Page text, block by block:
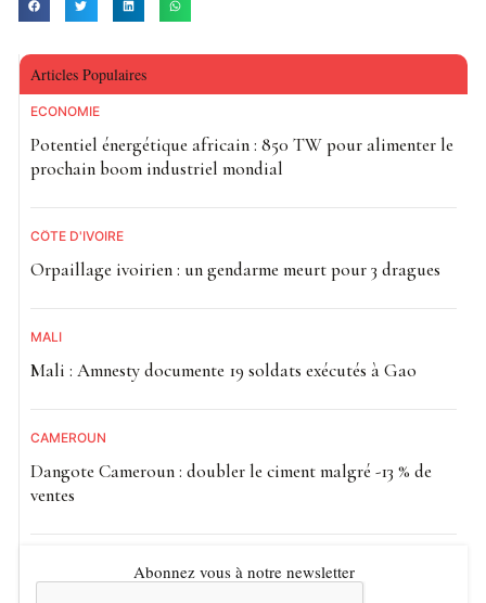
affiliés à Al-Qaïda et à l’État islamique. En février, le
Groupe de soutien à l’islam et aux musulmans (JNIM) a
revendiqué plusieurs offensives meurtrières. Selon l’ONG
Acled, plus de 130 personnes ont été tuées en une dizaine
de jours, illustrant l’intensification des violences dans le
pays.
Articles Populaires
ECONOMIE
Potentiel énergétique africain : 850 TW pour alimenter le
prochain boom industriel mondial
CÔTE D'IVOIRE
Orpaillage ivoirien : un gendarme meurt pour 3 dragues
MALI
Mali : Amnesty documente 19 soldats exécutés à Gao
CAMEROUN
Dangote Cameroun : doubler le ciment malgré -13 % de
ventes
Abonnez vous à notre newsletter